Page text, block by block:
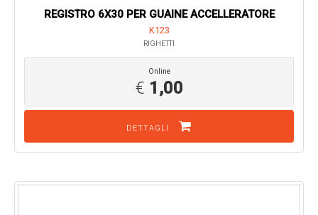
REGISTRO 6X30 PER GUAINE ACCELLERATORE
K123
RIGHETTI
Online
€ 1,00
DETTAGLI